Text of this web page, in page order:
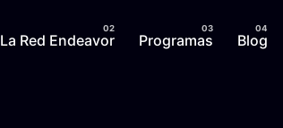
La Red Endeavor Programas Blog